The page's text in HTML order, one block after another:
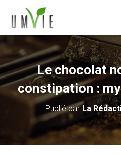
Le chocolat
constipation :
Publié parLa